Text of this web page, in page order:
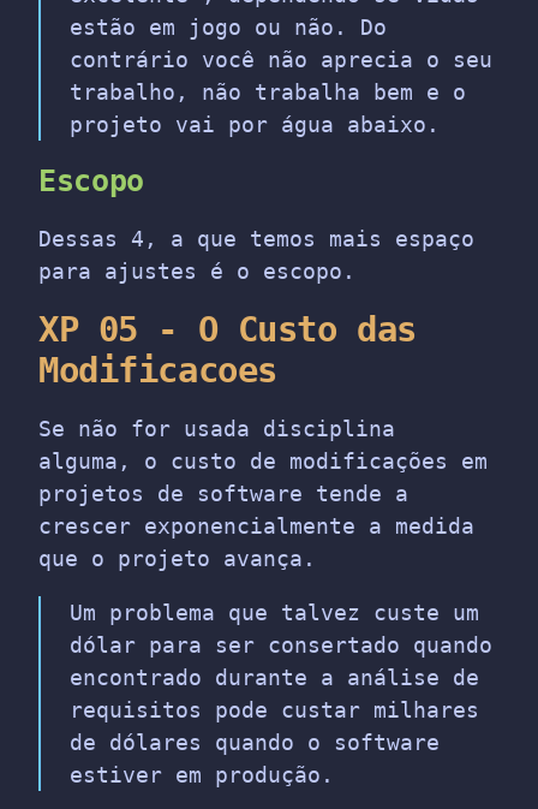
estão em jogo ou não. Do
contrário você não aprecia o seu
trabalho, não trabalha bem e o
projeto vai por água abaixo.
Escopo
Dessas 4, a que temos mais espaço
para ajustes é o escopo.
XP 05 - O Custo das
Modificacoes
Se não for usada disciplina
alguma, o custo de modificações em
projetos de software tende a
crescer exponencialmente a medida
que o projeto avança.
Um problema que talvez custe um
dólar para ser consertado quando
encontrado durante a análise de
requisitos pode custar milhares
de dólares quando o software
estiver em produção.